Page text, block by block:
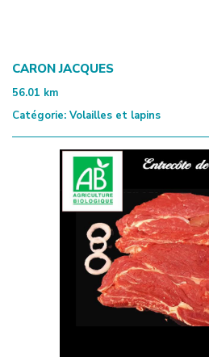
CARON JACQUES
56.01 km
Catégorie: Volailles et lapins